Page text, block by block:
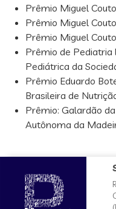
Prêmio Miguel
Prêmio Miguel
Prêmio Miguel
Prêmio de Pediatria
Pediátrica da
Prêmio Eduardo
Brasileira de
Prêmio: Galardão
Autônoma da